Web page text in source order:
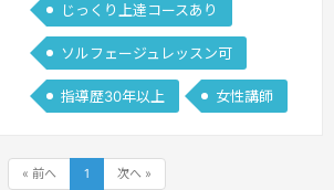
じっくり上達コースあり
ソルフェージュレッスン可
指導歴30年以上 女性講師
« 前へ 1 次へ »